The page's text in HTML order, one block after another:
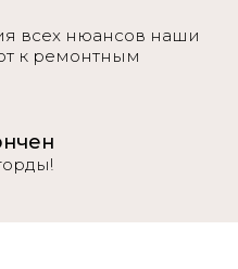
всех нюансов наши
к ремонтным